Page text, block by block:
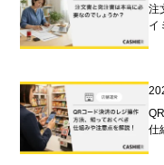
注
イ
仕